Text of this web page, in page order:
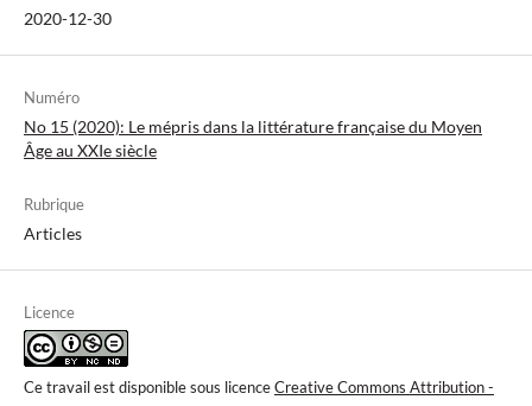
2020-12-30
Numéro
No 15 (2020): Le mépris dans la littérature française du Moyen
Âge au XXIe siècle
Rubrique
Articles
Licence
Ce travail est disponible sous licenceCreative Commons Attribution -